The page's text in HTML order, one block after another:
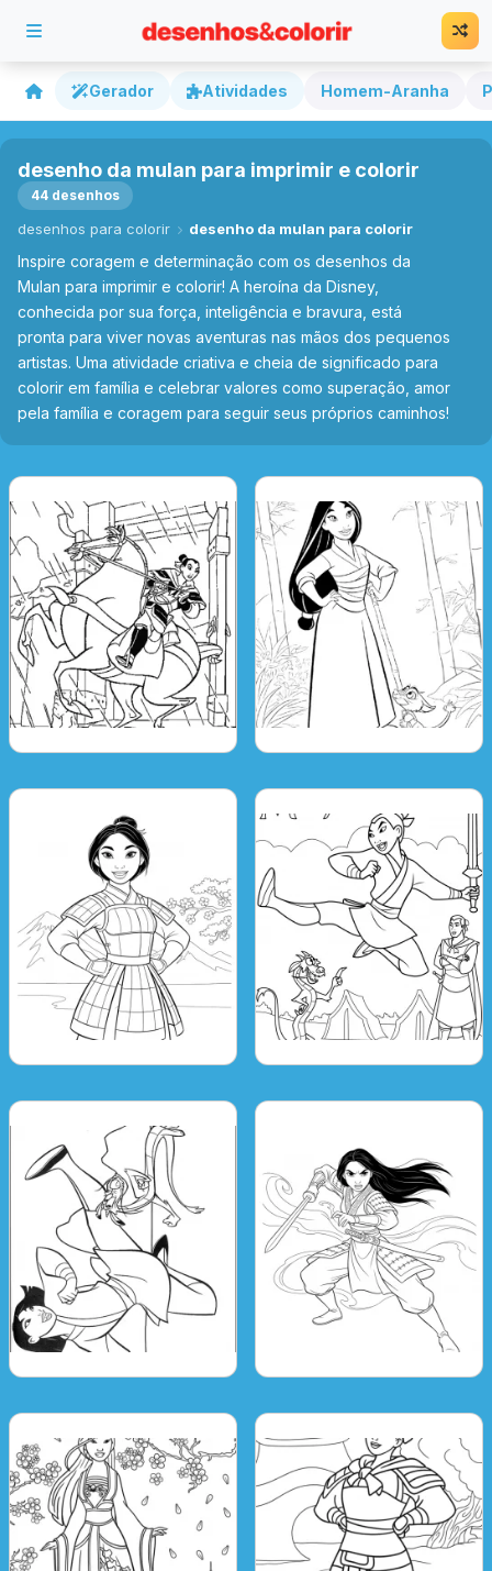
Gerador Atividades Homem-Aranha
desenho da mulan para imprimir e colorir
44 desenhos
desenhos para colorir desenho da mulan para colorir
Inspire coragem e determinação com os desenhos da
Mulan para imprimir e colorir! A heroína da Disney,
conhecida por sua força, inteligência e bravura, está
pronta para viver novas aventuras nas mãos dos pequenos
artistas. Uma atividade criativa e cheia de significado para
colorir em família e celebrar valores como superação, amor
pela família e coragem para seguir seus próprios caminhos!